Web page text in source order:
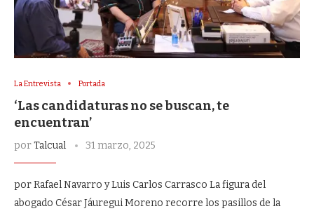
La Entrevista Portada
‘Las candidaturas no se buscan, te
encuentran’
porTalcual 31 marzo, 2025
por Rafael Navarro y Luis Carlos Carrasco La figura del
abogado César Jáuregui Moreno recorre los pasillos de la